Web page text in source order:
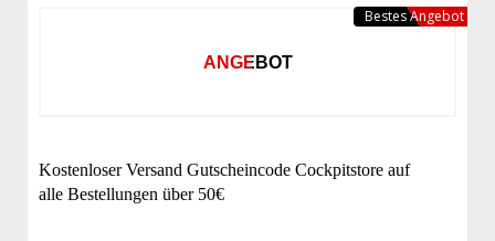
ANGEBOT
Kostenloser Versand Gutscheincode Cockpitstore auf
alle Bestellungen über 50€
Bestes Angebot